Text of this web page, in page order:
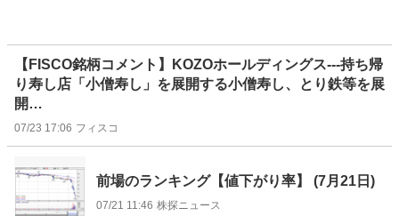
【FISCO銘柄コメント】KOZOホールディングス---持ち帰
り寿し店「小僧寿し」を展開する小僧寿し、とり鉄等を展
開…
07/23 17:06 フィスコ
前場のランキング【値下がり率】 (7月21日)
07/21 11:46 株探ニュース